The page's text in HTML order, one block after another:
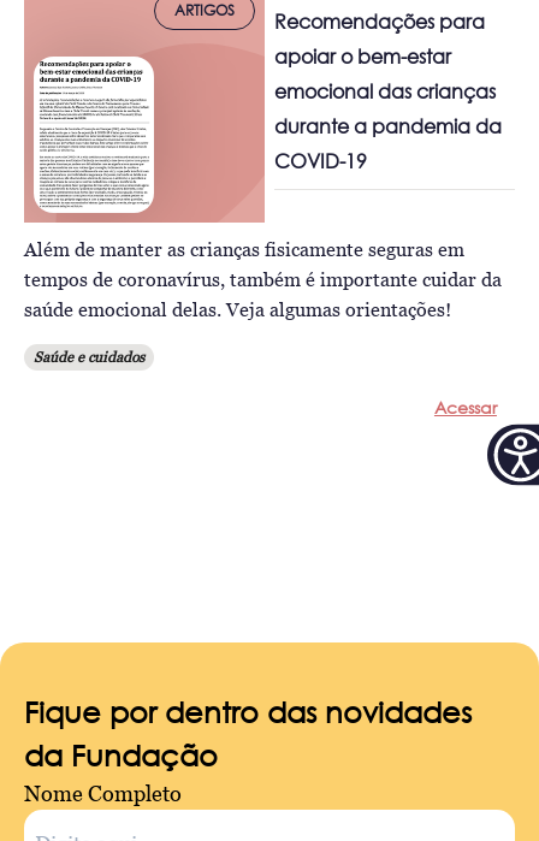
ARTIGOS
Recomendações para
apoiar o bem-estar
emocional das crianças
durante a pandemia da
COVID-19
Além de manter as crianças fisicamente seguras em
tempos de coronavírus, também é importante cuidar da
saúde emocional delas. Veja algumas orientações!
Saúde e cuidados
Acessar
Fique por dentro das novidades
da Fundação
Nome Completo